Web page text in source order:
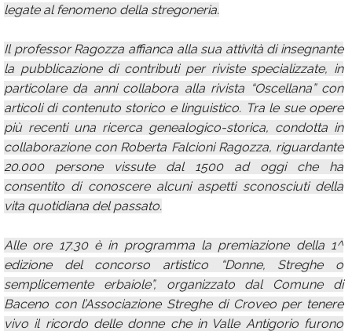
legate al fenomeno della stregoneria.
Il professor Ragozza affianca alla sua attività di insegnante
la pubblicazione di contributi per riviste specializzate, in
particolare da anni collabora alla rivista “Oscellana” con
articoli di contenuto storico e linguistico. Tra le sue opere
più recenti una ricerca genealogico-storica, condotta in
collaborazione con Roberta Falcioni Ragozza, riguardante
20.000 persone vissute dal 1500 ad oggi che ha
consentito di conoscere alcuni aspetti sconosciuti della
vita quotidiana del passato.
Alle ore 17.30 è in programma la premiazione della 1^
edizione del concorso artistico “Donne, Streghe o
semplicemente erbaiole”, organizzato dal Comune di
Baceno con l’Associazione Streghe di Croveo per tenere
vivo il ricordo delle donne che in Valle Antigorio furono